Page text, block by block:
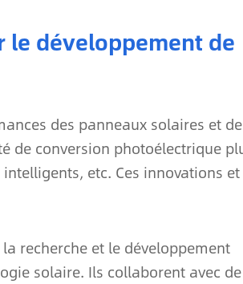
développement de
des panneaux solaires et
de conversion photoélectrique
etc. Ces innovations et
recherche et le développement
solaire. Ils collaborent avec de